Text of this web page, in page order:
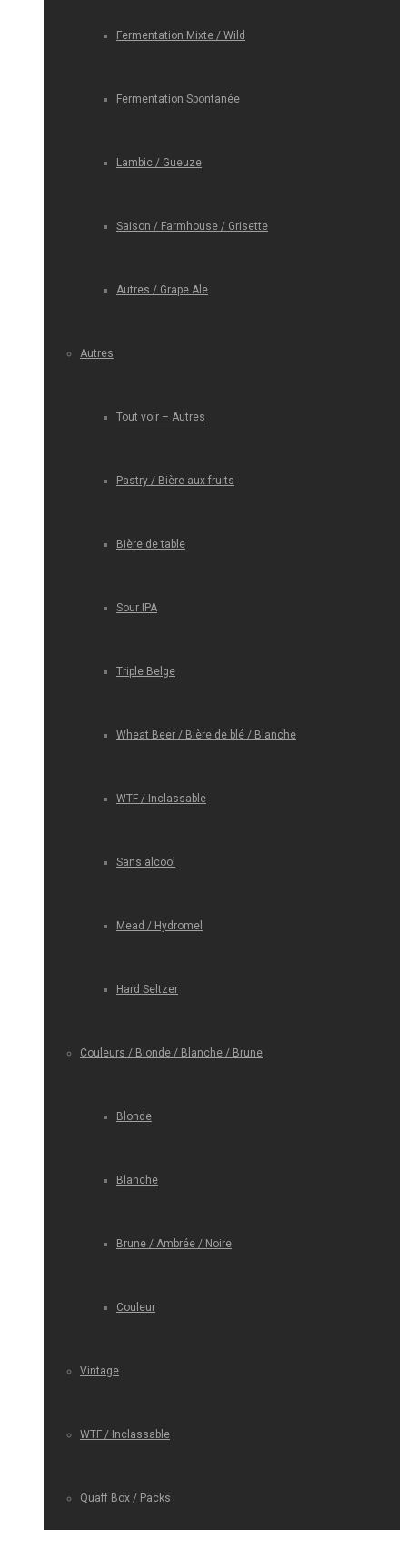
Fermentation Mixte / Wild
Fermentation Spontanée
Lambic / Gueuze
Saison / Farmhouse / Grisette
Autres / Grape Ale
Autres
Tout voir – Autres
Pastry / Bière aux fruits
Bière de table
Sour IPA
Triple Belge
Wheat Beer / Bière de blé / Blanche
WTF / Inclassable
Sans alcool
Mead / Hydromel
Hard Seltzer
Couleurs / Blonde / Blanche / Brune
Blonde
Blanche
Brune / Ambrée / Noire
Couleur
Vintage
WTF / Inclassable
Quaff Box / Packs